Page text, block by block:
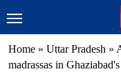
Home » Uttar Pradesh »
madrassas in